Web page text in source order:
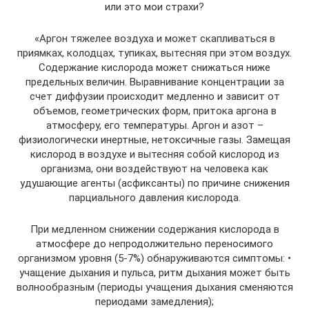
или это мои страхи?
«Аргон тяжелее воздуха и может скапливаться в
приямках, колодцах, тупиках, вытесняя при этом воздух.
Содержание кислорода может снижаться ниже
предельных величин. Выравнивание концентрации за
счет диффузии происходит медленно и зависит от
объемов, геометрических форм, притока аргона в
атмосферу, его температуры. Аргон и азот –
физиологически инертные, нетоксичные газы. Замещая
кислород в воздухе и вытесняя собой кислород из
организма, они воздействуют на человека как
удушающие агенты (асфиксанты) по причине снижения
парциального давления кислорода.
При медленном снижении содержания кислорода в
атмосфере до непродолжительно переносимого
организмом уровня (5-7%) обнаруживаются симптомы: •
учащение дыхания и пульса, ритм дыхания может быть
волнообразным (периоды учащения дыхания сменяются
периодами замедления);